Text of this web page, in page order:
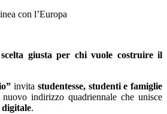
con l’Europa
giusta per chi vuole costruire il
invita studentesse, studenti e famiglie
indirizzo quadriennale che unisce
digitale.